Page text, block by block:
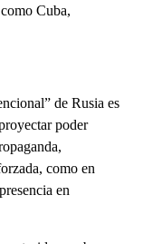
Cuba,
de Rusia es
poder
como en
en